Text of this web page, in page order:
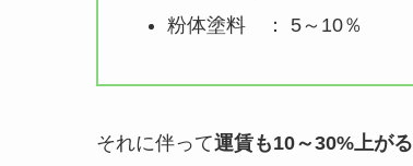
粉体塗料 ： 5～10％
それに伴って運賃も10～30%上がる